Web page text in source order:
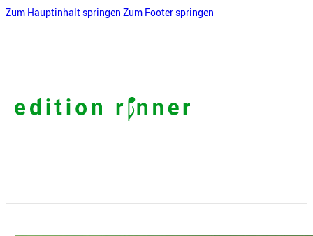
Zum Hauptinhalt springen Zum Footer springen